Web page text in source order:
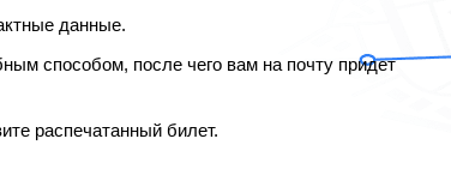
данные.
способом, после чего вам на почту придет
распечатанный билет.